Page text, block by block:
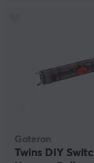
Gateron
Twins DIY